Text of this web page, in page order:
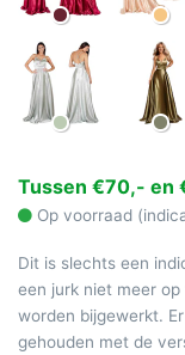
Tussen €70,- en
Op voorraad
Dit is slechts een
een jurk niet meer
worden bijgewerkt.
gehouden met de